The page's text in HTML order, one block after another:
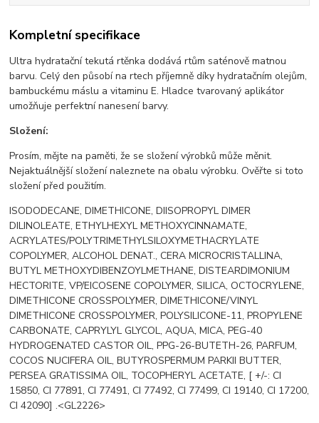
Kompletní specifikace
Ultra hydratační tekutá rtěnka dodává rtům saténově matnou
barvu. Celý den působí na rtech příjemně díky hydratačním olejům,
bambuckému máslu a vitaminu E. Hladce tvarovaný aplikátor
umožňuje perfektní nanesení barvy.
Složení:
Prosím, mějte na paměti, že se složení výrobků může měnit.
Nejaktuálnější složení naleznete na obalu výrobku. Ověřte si toto
složení před použitím.
ISODODECANE, DIMETHICONE, DIISOPROPYL DIMER
DILINOLEATE, ETHYLHEXYL METHOXYCINNAMATE,
ACRYLATES/POLYTRIMETHYLSILOXYMETHACRYLATE
COPOLYMER, ALCOHOL DENAT., CERA MICROCRISTALLINA,
BUTYL METHOXYDIBENZOYLMETHANE, DISTEARDIMONIUM
HECTORITE, VP/EICOSENE COPOLYMER, SILICA, OCTOCRYLENE,
DIMETHICONE CROSSPOLYMER, DIMETHICONE/VINYL
DIMETHICONE CROSSPOLYMER, POLYSILICONE-11, PROPYLENE
CARBONATE, CAPRYLYL GLYCOL, AQUA, MICA, PEG-40
HYDROGENATED CASTOR OIL, PPG-26-BUTETH-26, PARFUM,
COCOS NUCIFERA OIL, BUTYROSPERMUM PARKII BUTTER,
PERSEA GRATISSIMA OIL, TOCOPHERYL ACETATE, [ +/-: CI
15850, CI 77891, CI 77491, CI 77492, CI 77499, CI 19140, CI 17200,
CI 42090] .<GL2226>